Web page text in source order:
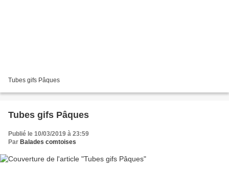
Tubes gifs Pâques
Tubes gifs Pâques
Publié le 10/03/2019 à 23:59
Par Balades comtoises